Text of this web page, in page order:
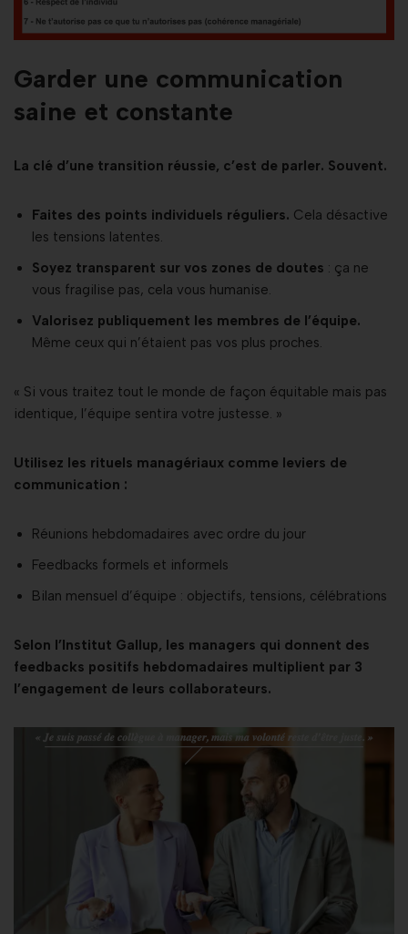
Garder une communication
saine et constante
La clé d’une transition réussie, c’est de parler. Souvent.
Faites des points individuels réguliers. Cela désactive
les tensions latentes.
Soyez transparent sur vos zones de doutes : ça ne
vous fragilise pas, cela vous humanise.
Valorisez publiquement les membres de l’équipe.
Même ceux qui n’étaient pas vos plus proches.
« Si vous traitez tout le monde de façon équitable mais pas
identique, l’équipe sentira votre justesse. »
Utilisez les rituels managériaux comme leviers de
communication :
Réunions hebdomadaires avec ordre du jour
Feedbacks formels et informels
Bilan mensuel d’équipe : objectifs, tensions, célébrations
Selon l’Institut Gallup, les managers qui donnent des
feedbacks positifs hebdomadaires multiplient par 3
l’engagement de leurs collaborateurs.